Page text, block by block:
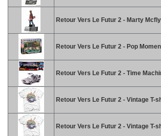
Retour Vers Le Futur 2 - Marty
Retour Vers Le Futur 2 - Pop
Retour Vers Le Futur 2 - Time
Retour Vers Le Futur 2 - Vintage T-
Retour Vers Le Futur 2 - Vintage T-